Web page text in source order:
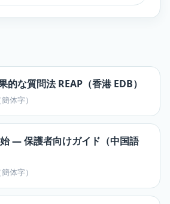
的な質問法 REAP（香港 EDB）
体字）
— 保護者向けガイド（中国語
体字）